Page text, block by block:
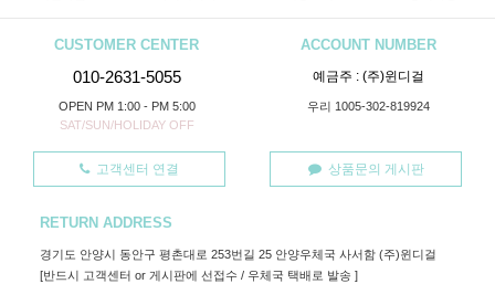
CUSTOMER CENTER
010-2631-5055
OPEN PM 1:00 - PM 5:00
SAT/SUN/HOLIDAY OFF
ACCOUNT NUMBER
예금주 : (주)윈디걸
우리 1005-302-819924
고객센터 연결 상품문의 게시판
RETURN ADDRESS
경기도 안양시 동안구 평촌대로 253번길 25 안양우체국 사서함 (주)윈디걸
[반드시 고객센터 or 게시판에 선접수 / 우체국 택배로 발송 ]